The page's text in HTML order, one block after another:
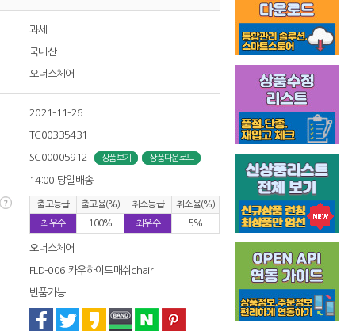
과세
국내산
오너스체어
2021-11-26
TC00335431
SC00005912 상품보기 상품다운로드
14:00 당일배송
출고등급 출고율(%) 취소등급
취소율(%)
최우수
100% 최우수 5%
오너스체어
FLD-006 카우하이드매쉬chair
반품가능